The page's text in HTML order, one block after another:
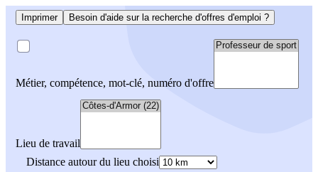
Imprimer Besoin d'aide sur la recherche d'offres d'emploi ?
Métier, compétence, mot-clé, numéro d'offre
Lieu de travail
Distance autour du lieu choisi